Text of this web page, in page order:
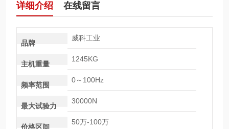
详细介绍 在线留言
品牌
威科工业
主机重量
1245KG
频率范围
0～100Hz
最大试验力
30000N
价格区间
50万-100万